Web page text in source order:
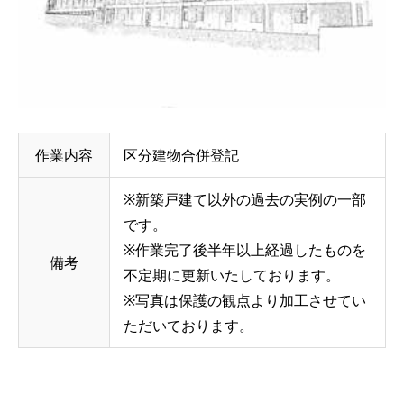
作業内容 区分建物合併登記
備考
※新築戸建て以外の過去の実例の一部
です。
※作業完了後半年以上経過したものを
不定期に更新いたしております。
※写真は保護の観点より加工させてい
ただいております。